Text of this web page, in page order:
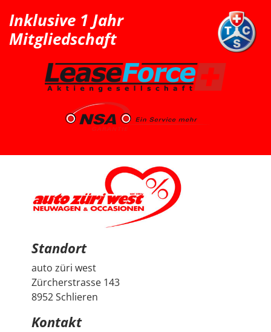
her nicht überzeugt hat. Somit war für uns klar, dass
der Peugeot 2008 die bessere Wahl ist. Schlussendlich
sind wir wieder zu Auto Züri West zurückgekommen
und konnten dort einen super Deal für einen Peugeot
knapp 7’000 km, ist ein Voll-Benziner und passt für uns
vom Platz, Fahrgefühl und Gesamtpaket sehr gut. Die
Beratung durch Herrn Francesco Salerno war sehr
freundlich, ehrlich und unkompliziert. Auch wenn die
Auswahl für uns relativ klar und limitiert war, fühlten wir
uns gut aufgehoben. Besonders positiv fand ich den
spannenden Austausch mit dem Berater über
allgemeine Autothemen und Dinge, die Autoliebhaber
Thema Auto vorhanden ist. Sehr geschätzt haben wir
zudem, dass vor der Übergabe extra noch ein Service
durchgeführt wurde, damit wir mit dem Fahrzeug
länger Ruhe haben. Das ist nicht selbstverständlich und
hat den positiven Eindruck nochmals verstärkt. Wir
freuen uns sehr über unseren Peugeot 2008 und
bedanken uns herzlich bei Auto Züri West sowie bei
Herrn Francesco Salerno für die angenehme Beratung,
den guten Austausch und den super Deal.
Inklusive 1 Jahr
Mitgliedschaft
Standort
auto züri west
Zürcherstrasse 143
8952 Schlieren
Kontakt